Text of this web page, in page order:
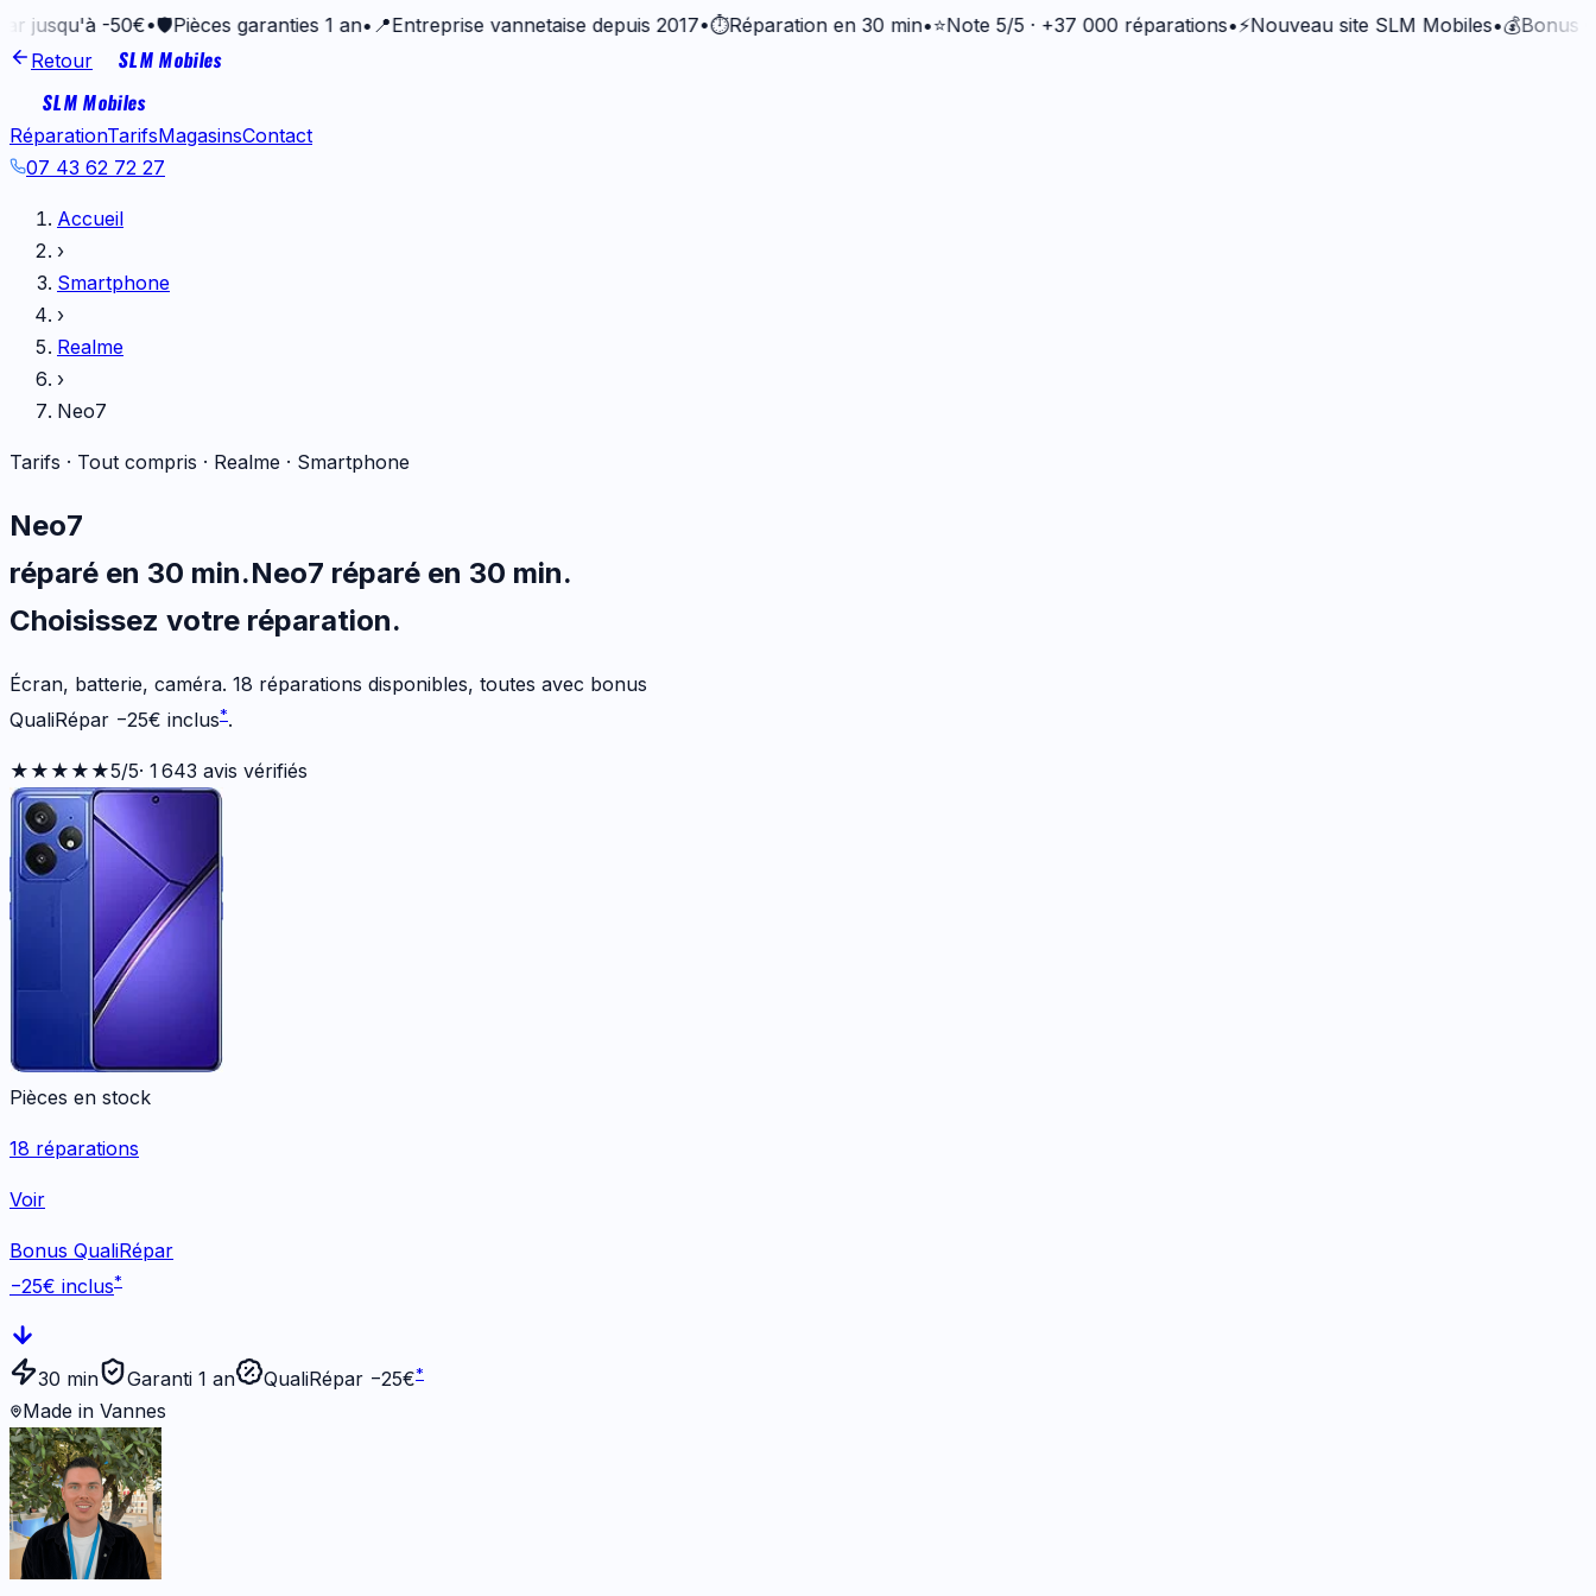
-50€• 🛡️Pièces garanties 1 an•📍 Entreprise vannetaise depuis 2017• ⏱️Réparation en 30 min•⭐ Note 5/5 · +37 000 réparations•⚡Nouveau site SLM Mobiles•💰Bonus
Retour
SLM Mobiles
SLM Mobiles
RéparationTarifsMagasinsContact
07 43 62 72 27
Accueil
›
Smartphone
›
Realme
›
Neo7
Tarifs · Tout compris · Realme · Smartphone
Neo7
réparé en 30 min.Neo7 réparé en 30 min.
Choisissez votre réparation.
Écran, batterie, caméra. 18 réparations disponibles, toutes avec bonus
QualiRépar −25€ inclus*.
★★★★★5/5· 1 643 avis vérifiés
Pièces en stock
18 réparations
Voir
Bonus QualiRépar
−25€ inclus*
30 min Garanti 1 an QualiRépar −25€*
Made in Vannes